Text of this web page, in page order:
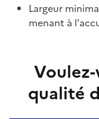
Largeur
menant à
qualité